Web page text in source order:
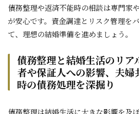
債務整理や返済不能時の相談は専門家
が安心です。資金調達とリスク管理を
て、理想の結婚準備を進めましょう。
債務整理と結婚生活のリア
者や保証人への影響、夫婦
時の債務処理を深掘り
債務整理は結婚生活に大きな影響を及